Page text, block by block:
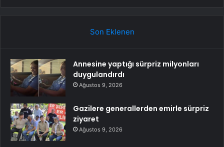
Son Eklenen
Annesine yaptığı sürpriz milyonları
duygulandırdı
Ağustos 9, 2026
Gazilere generallerden emirle sürpriz
ziyaret
Ağustos 9, 2026